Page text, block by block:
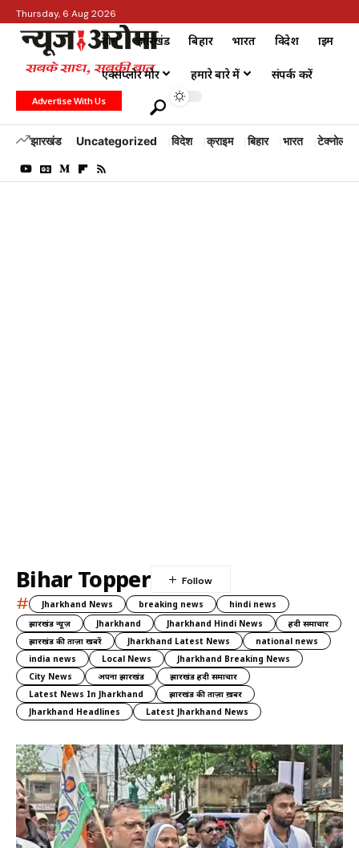
Thursday, 6 Aug 2026
होम झारखंड बिहार भारत विदेश क्राइम
एक्सप्लोर मोर हमारे बारे में संपर्क करें
Advertise With Us
झारखंड Uncategorized विदेश क्राइम बिहार भारत टेक्नोलॉजी
Bihar Topper
# Jharkhand News breaking news
hindi news
झारखंड न्यूज़
Jharkhand Jharkhand Hindi News
हिंदी समाचार
झारखंड की ताज़ा खबरें
Jharkhand Latest News
national news
india news
Local News
Jharkhand Breaking News
City News
अपना झारखंड
झारखंड हिंदी समाचार
Latest News In Jharkhand
झारखंड की ताज़ा ख़बर
Jharkhand Headlines
Latest Jharkhand News